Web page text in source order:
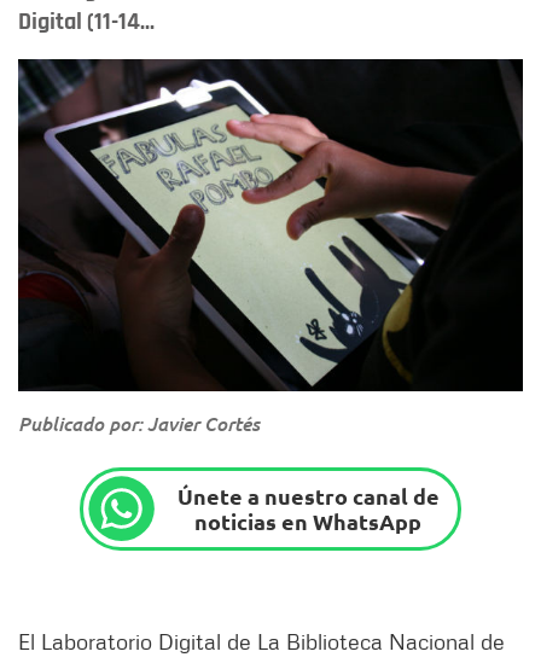
Digital (11-14...
Publicado por: Javier Cortés
Únete a nuestro canal de
noticias en WhatsApp
El Laboratorio Digital de La Biblioteca Nacional de